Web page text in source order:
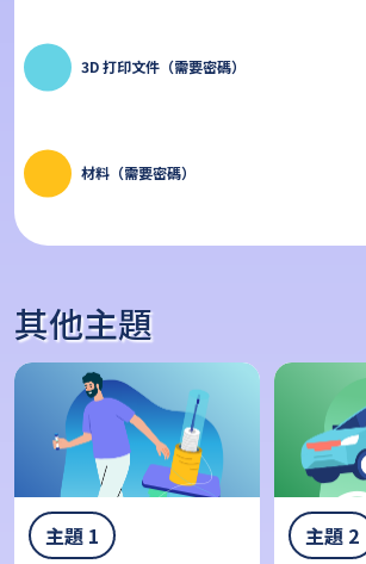
3D 打印文件（需要密碼）
材料（需要密碼）
其他主題
主題 1
主題 2